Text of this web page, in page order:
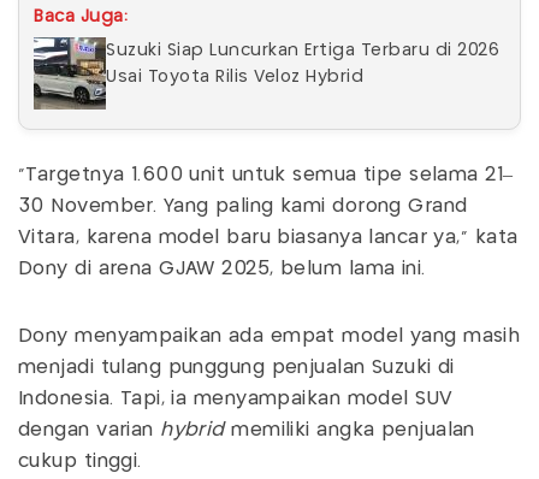
Baca Juga:
Suzuki Siap Luncurkan Ertiga Terbaru di 2026
Usai Toyota Rilis Veloz Hybrid
"Targetnya 1.600 unit untuk semua tipe selama 21–
30 November. Yang paling kami dorong Grand
Vitara, karena model baru biasanya lancar ya," kata
Dony di arena GJAW 2025, belum lama ini.
Dony menyampaikan ada empat model yang masih
menjadi tulang punggung penjualan Suzuki di
Indonesia. Tapi, ia menyampaikan model SUV
dengan varian hybridmemiliki angka penjualan
cukup tinggi.